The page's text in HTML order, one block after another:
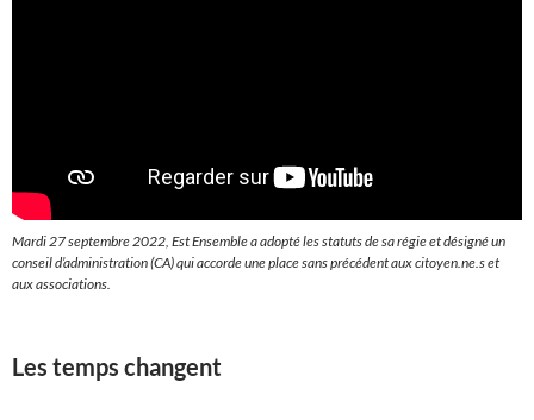
Mardi 27 septembre 2022, Est Ensemble a adopté les statuts de sa régie et désigné un
conseil d’administration (CA) qui accorde une place sans précédent aux citoyen.ne.s et
aux associations.
Les temps changent